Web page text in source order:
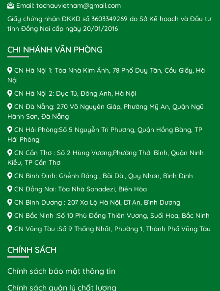
Email: tochauvietnam@gmail.com
Giấy chứng nhận ĐKKD số 3603349269 do Sở Kế hoạch và Đầu tư
tỉnh Đồng Nai cấp ngày 20/01/2016
CHI NHÁNH VĂN PHÒNG
CN Hà Nội 1: Tòa Nhà Kim Ánh, 78 Phố Duy Tân, Cầu Giấy, Hà
Nội
CN Hà Nội 2: Dục Tú, Đông Anh, Hà Nội
CN Đà Nẵng: 270 Võ Nguyên Giáp, Phường Mỹ An, Quận Ngũ
Hành Sơn, Đà Nẵng
CN Hải Phòng:Số 5 Nguyễn Tri Phương, Quận Hồng Bàng, TP
Hải Phòng
CN Cần Thơ : Số 2 Hùng Vương,Phường Thới Bình, Quận Ninh
Kiều, TP Cần Thơ
CN Bình Định: Ghềnh Ráng , Bãi Dài, Quy Nhơn, Bình Định
CN Đồng Nai: Tòa Nhà Sonadezi, Biên Hòa
CN Bình Dương : 207 Xa Lộ Hà Nội, Dĩ An, Bình Dương
CN Bắc Ninh :Số 10 Phù Đổng Thiên Vương, Suối Hoa, Bắc Ninh
CN Vũng Tàu :Số 9 Thống Nhất, Phường 1, Thành Phố Vũng Tàu
CHÍNH SÁCH
Chính sách bảo mật thông tin
Chính sách quản lý chất lượng